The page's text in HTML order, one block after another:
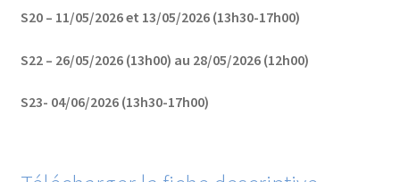
Protection des données personnelles
S20 – 11/05/2026 et 13/05/2026 (13h30-17h00)
S22 – 26/05/2026 (13h00) au 28/05/2026 (12h00)
S23- 04/06/2026 (13h30-17h00)